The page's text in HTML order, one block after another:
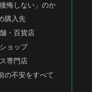
悔しない」のか
購入先
・百貨店
ョップ
専門店
の不安をすべて